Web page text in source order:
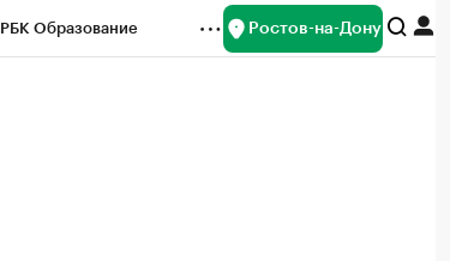
РБК Образование Ростов-на-Дону